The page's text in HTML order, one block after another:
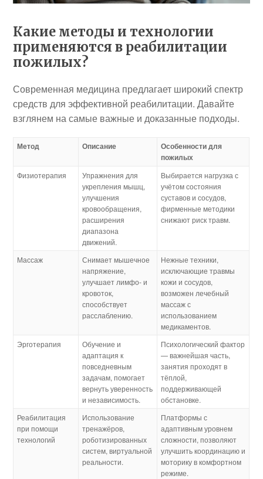
Какие методы и технологии
применяются в реабилитации
пожилых?
Современная медицина предлагает широкий спектр
средств для эффективной реабилитации. Давайте
взглянем на самые важные и доказанные подходы.
Метод Описание
Особенности для
пожилых
Физиотерапия
Упражнения для
укрепления мышц,
улучшения
кровообращения,
расширения
диапазона
движений.
Выбирается нагрузка с
учётом состояния
суставов и сосудов,
фирменные методики
снижают риск травм.
Массаж
Снимает мышечное
напряжение,
улучшает лимфо- и
кровоток,
способствует
расслаблению.
Нежные техники,
исключающие травмы
кожи и сосудов,
возможен лечебный
массаж с
использованием
медикаментов.
Эрготерапия
Обучение и
адаптация к
повседневным
задачам, помогает
вернуть уверенность
и независимость.
Психологический фактор
— важнейшая часть,
занятия проходят в
тёплой,
поддерживающей
обстановке.
Реабилитация
при помощи
технологий
Использование
тренажёров,
роботизированных
систем, виртуальной
реальности.
Платформы с
адаптивным уровнем
сложности, позволяют
улучшить координацию и
моторику в комфортном
режиме.